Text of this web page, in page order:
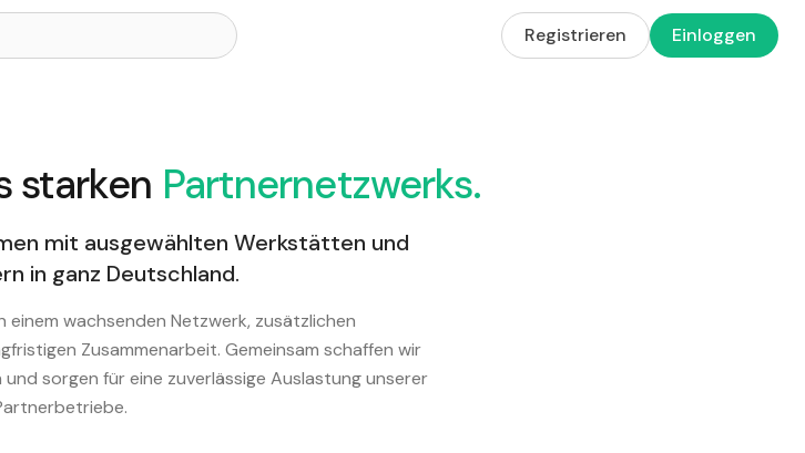
Registrieren Einloggen
starken Partnernetzwerks.
mit ausgewählten Werkstätten und
in ganz Deutschland.
wachsenden Netzwerk, zusätzlichen
Zusammenarbeit. Gemeinsam schaffen wir
sorgen für eine zuverlässige Auslastung unserer